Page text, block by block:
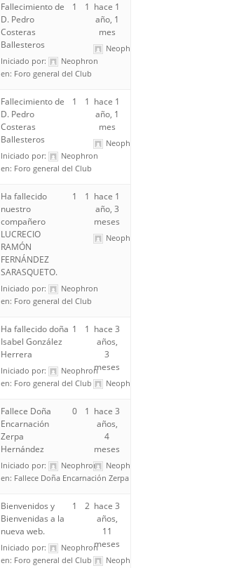
Fallecimiento de
D. Pedro
Costeras
Ballesteros
Iniciado por:
Neophron
en: Foro general del Club
1 1 hace 1
año, 1
mes
Neophron
Fallecimiento de
D. Pedro
Costeras
Ballesteros
Iniciado por:
Neophron
en: Foro general del Club
1 1 hace 1
año, 1
mes
Neophron
Ha fallecido
nuestro
compañero
LUCRECIO
RAMÓN
FERNÁNDEZ
SARASQUETO.
Iniciado por:
Neophron
en: Foro general del Club
1 1 hace 1
año, 3
meses
Neophron
Ha fallecido doña
Isabel González
Herrera
Iniciado por:
Neophron
en: Foro general del Club
1 1 hace 3
años,
3
meses
Neophron
Fallece Doña
Encarnación
Zerpa
Hernández
Iniciado por:
Neophron
en: Fallece Doña Encarnación Zerpa Hernández
0 1 hace 3
años,
4
meses
Neophron
Bienvenidos y
Bienvenidas a la
nueva web.
Iniciado por:
Neophron
en: Foro general del Club
1 2 hace 3
años,
11
meses
Neophron